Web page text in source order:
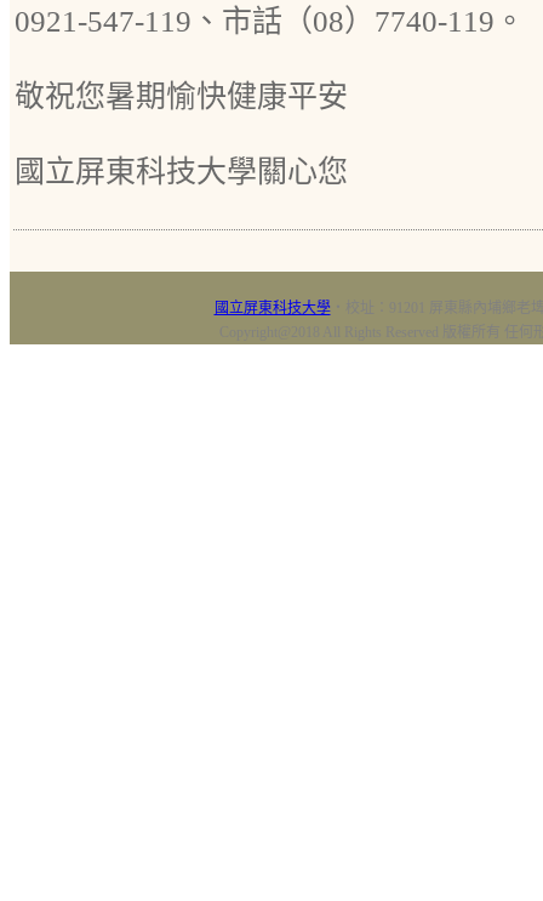
0921-547-119、市話（08）7740-119。
敬祝您暑期愉快健康平安
國立屏東科技大學關心您
國立屏東科技大學‧校址：91201 屏東縣內埔鄉老